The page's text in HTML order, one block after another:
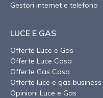
Gestori internet e telefono
LUCE E GAS
Offerte Luce e Gas
Offerte Luce Casa
Offerte Gas Casa
Offerte luce e gas business
Opinioni Luce e Gas